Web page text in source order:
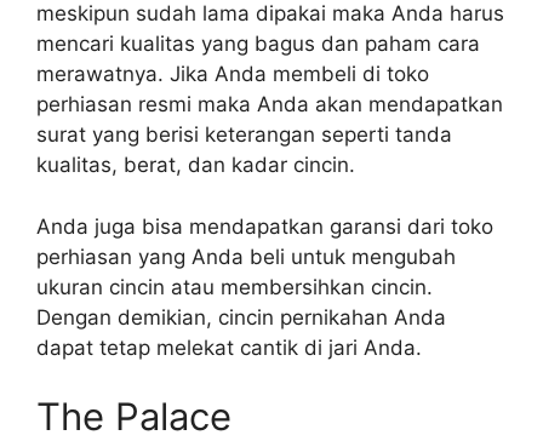
meskipun sudah lama dipakai maka Anda harus
mencari kualitas yang bagus dan paham cara
merawatnya. Jika Anda membeli di toko
perhiasan resmi maka Anda akan mendapatkan
surat yang berisi keterangan seperti tanda
kualitas, berat, dan kadar cincin.
Anda juga bisa mendapatkan garansi dari toko
perhiasan yang Anda beli untuk mengubah
ukuran cincin atau membersihkan cincin.
Dengan demikian, cincin pernikahan Anda
dapat tetap melekat cantik di jari Anda.
The Palace